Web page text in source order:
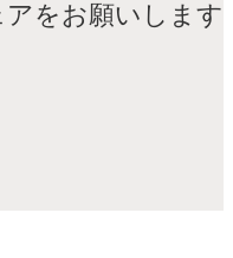
をお願いします